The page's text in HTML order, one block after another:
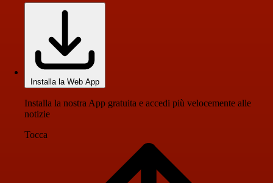
Installa la Web App
Installa la nostra App gratuita e accedi più velocemente alle
notizie
Tocca